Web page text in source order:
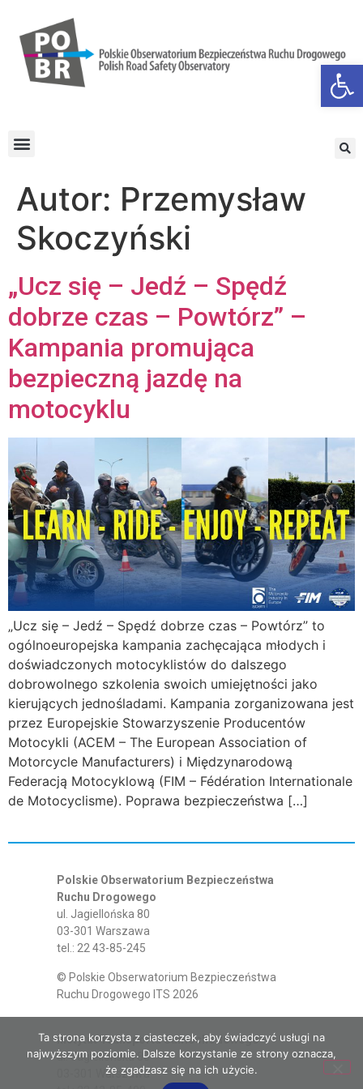
Autor: Przemysław
Skoczyński
„Ucz się – Jedź – Spędź
dobrze czas – Powtórz” –
Kampania promująca
bezpieczną jazdę na
motocyklu
„Ucz się – Jedź – Spędź dobrze czas – Powtórz” to
ogólnoeuropejska kampania zachęcająca młodych i
doświadczonych motocyklistów do dalszego
dobrowolnego szkolenia swoich umiejętności jako
kierujących jednośladami. Kampania zorganizowana jest
przez Europejskie Stowarzyszenie Producentów
Motocykli (ACEM – The European Association of
Motorcycle Manufacturers) i Międzynarodową
Federacją Motocyklową (FIM – Fédération Internationale
de Motocyclisme). Poprawa bezpieczeństwa […]
Polskie Obserwatorium Bezpieczeństwa
Ruchu Drogowego
ul. Jagiellońska 80
03-301 Warszawa
tel.: 22 43-85-245
© Polskie Obserwatorium Bezpieczeństwa
Ruchu Drogowego ITS 2026
Instytut Transportu Samochodowego
ul. Jagiellońska 80
03-301 Warszawa
Ta strona korzysta z ciasteczek, aby świadczyć usługi na
najwyższym poziomie. Dalsze korzystanie ze strony oznacza,
że zgadzasz się na ich użycie.